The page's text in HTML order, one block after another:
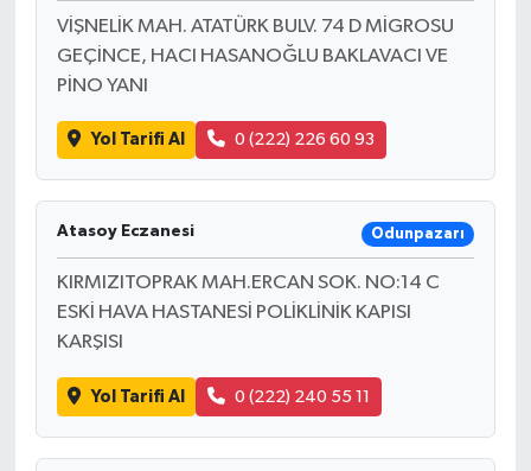
VİŞNELİK MAH. ATATÜRK BULV. 74 D MİGROSU
GEÇİNCE, HACI HASANOĞLU BAKLAVACI VE
PİNO YANI
Yol Tarifi Al 0 (222) 226 60 93
Atasoy Eczanesi Odunpazarı
KIRMIZITOPRAK MAH.ERCAN SOK. NO:14 C
ESKİ HAVA HASTANESİ POLİKLİNİK KAPISI
KARŞISI
Yol Tarifi Al 0 (222) 240 55 11